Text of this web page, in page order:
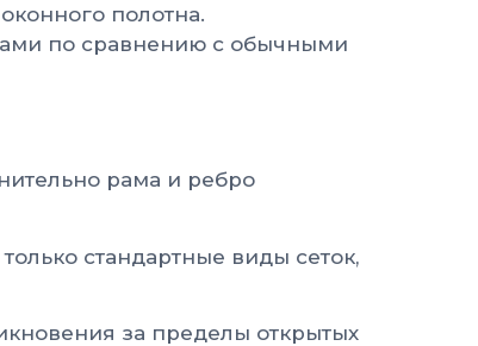
полотна.
по сравнению с обычными
рама и ребро
стандартные виды сеток,
за пределы открытых